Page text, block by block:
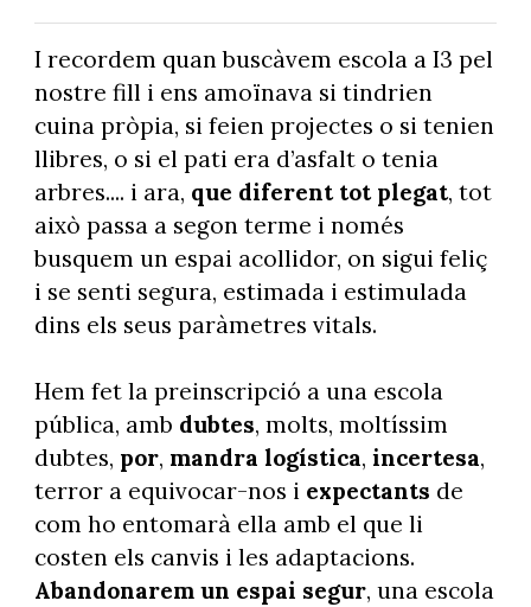
I recordem quan buscàvem escola a I3 pel
nostre fill i ens amoïnava si tindrien
cuina pròpia, si feien projectes o si tenien
llibres, o si el pati era d’asfalt o tenia
arbres.... i ara, que diferent tot plegat, tot
això passa a segon terme i només
busquem un espai acollidor, on sigui feliç
i se senti segura, estimada i estimulada
dins els seus paràmetres vitals.
Hem fet la preinscripció a una escola
pública, amb dubtes, molts, moltíssim
dubtes, por, mandra logística, incertesa,
terror a equivocar-nos i expectants de
com ho entomarà ella amb el que li
costen els canvis i les adaptacions.
Abandonarem un espai segur, una escola